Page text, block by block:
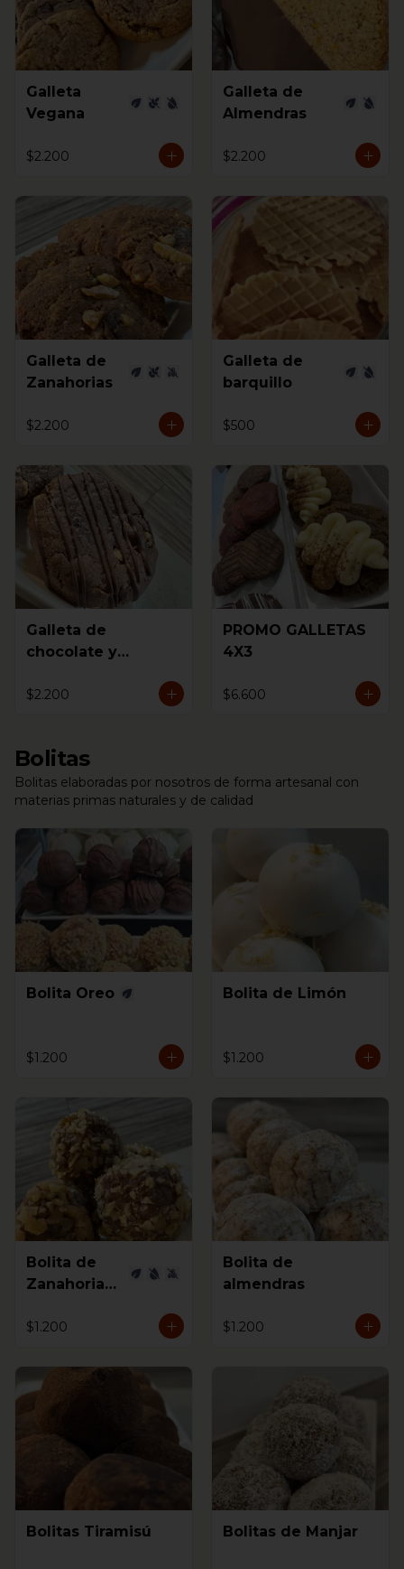
Galleta
Vegana
$2.200
Galleta de
Almendras
$2.200
Galleta de
Zanahorias
$2.200
Galleta de
barquillo
$500
Galleta de
chocolate y
$2.200
PROMO GALLETAS
4X3
$6.600
Bolitas
Bolitas elaboradas por nosotros de forma artesanal con
materias primas naturales y de calidad
Bolita Oreo
$1.200
Bolita de Limón
$1.200
Bolita de
Zanahorias
$1.200
Bolita de
almendras
$1.200
Bolitas Tiramisú Bolitas de Manjar